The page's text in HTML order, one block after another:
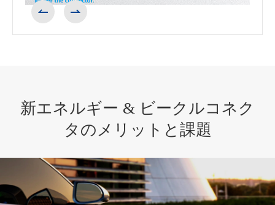
 
新エネルギー & ビークルコネク
タのメリットと課題